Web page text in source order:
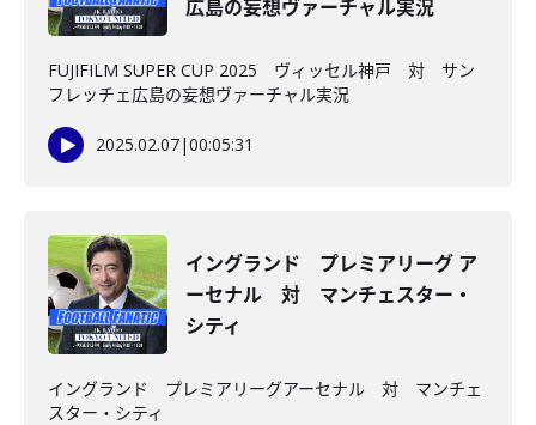
広島の妄想ヴァーチャル実況
FUJIFILM SUPER CUP 2025 ヴィッセル神戸 対 サン
フレッチェ広島の妄想ヴァーチャル実況
2025.02.07|00:05:31
イングランド プレミアリーグ ア
ーセナル 対 マンチェスター・
シティ
イングランド プレミアリーグアーセナル 対 マンチェ
スター・シティ